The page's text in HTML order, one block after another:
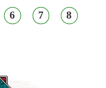
6 7 8